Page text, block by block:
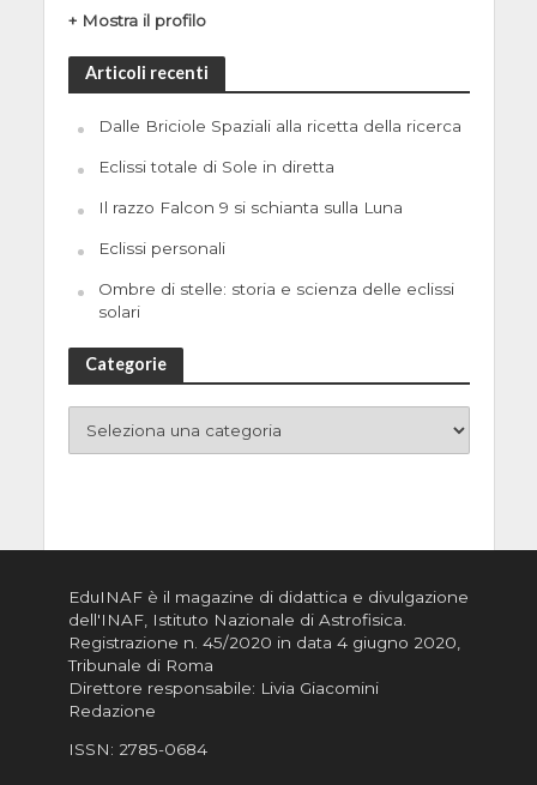
+ Mostra il profilo
Articoli recenti
Dalle Briciole Spaziali alla ricetta della ricerca
Eclissi totale di Sole in diretta
Il razzo Falcon 9 si schianta sulla Luna
Eclissi personali
Ombre di stelle: storia e scienza delle eclissi
solari
Categorie
EduINAF è il magazine di didattica e divulgazione
dell'INAF, Istituto Nazionale di Astrofisica
Registrazione n. 45/2020 in data 4 giugno 2020,
Tribunale di Roma
Direttore responsabile: Livia Giacomini
Redazione
ISSN: 2785-0684